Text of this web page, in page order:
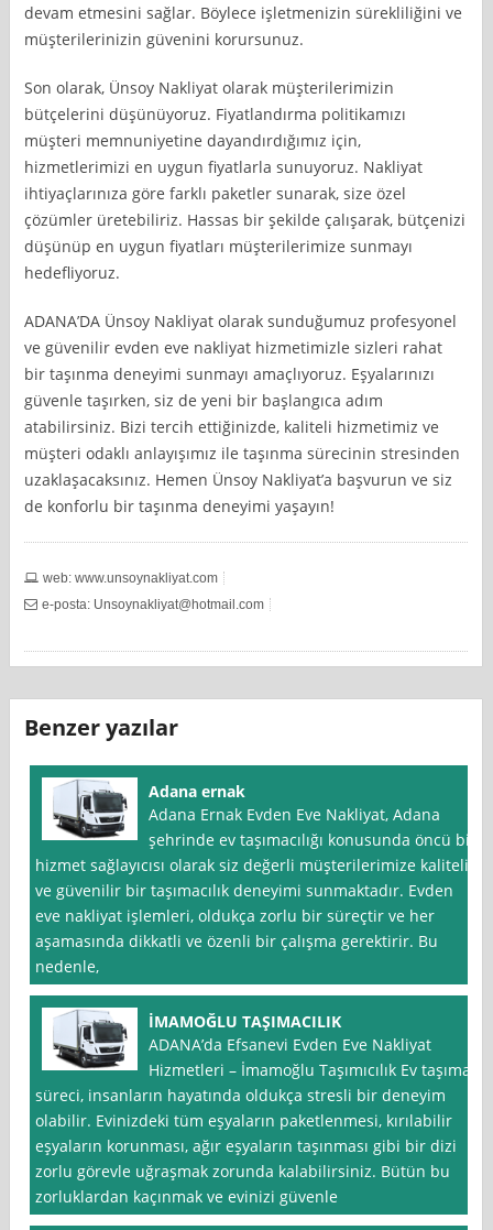
devam etmesini sağlar. Böylece işletmenizin sürekliliğini ve
müşterilerinizin güvenini korursunuz.
Son olarak, Ünsoy Nakliyat olarak müşterilerimizin
bütçelerini düşünüyoruz. Fiyatlandırma politikamızı
müşteri memnuniyetine dayandırdığımız için,
hizmetlerimizi en uygun fiyatlarla sunuyoruz. Nakliyat
ihtiyaçlarınıza göre farklı paketler sunarak, size özel
çözümler üretebiliriz. Hassas bir şekilde çalışarak, bütçenizi
düşünüp en uygun fiyatları müşterilerimize sunmayı
hedefliyoruz.
ADANA’DA Ünsoy Nakliyat olarak sunduğumuz profesyonel
ve güvenilir evden eve nakliyat hizmetimizle sizleri rahat
bir taşınma deneyimi sunmayı amaçlıyoruz. Eşyalarınızı
güvenle taşırken, siz de yeni bir başlangıca adım
atabilirsiniz. Bizi tercih ettiğinizde, kaliteli hizmetimiz ve
müşteri odaklı anlayışımız ile taşınma sürecinin stresinden
uzaklaşacaksınız. Hemen Ünsoy Nakliyat’a başvurun ve siz
de konforlu bir taşınma deneyimi yaşayın!
web: www.unsoynakliyat.com
e-posta: Unsoynakliyat@hotmail.com
Benzer yazılar
Adana ernak
Adana Ernak Evden Eve Nakliyat, Adana
şehrinde ev taşımacılığı konusunda öncü bir
hizmet sağlayıcısı olarak siz değerli müşterilerimize kaliteli
ve güvenilir bir taşımacılık deneyimi sunmaktadır. Evden
eve nakliyat işlemleri, oldukça zorlu bir süreçtir ve her
aşamasında dikkatli ve özenli bir çalışma gerektirir. Bu
nedenle,
İMAMOĞLU TAŞIMACILIK
ADANA’da Efsanevi Evden Eve Nakliyat
Hizmetleri – İmamoğlu Taşımıcılık Ev taşıma
süreci, insanların hayatında oldukça stresli bir deneyim
olabilir. Evinizdeki tüm eşyaların paketlenmesi, kırılabilir
eşyaların korunması, ağır eşyaların taşınması gibi bir dizi
zorlu görevle uğraşmak zorunda kalabilirsiniz. Bütün bu
zorluklardan kaçınmak ve evinizi güvenle